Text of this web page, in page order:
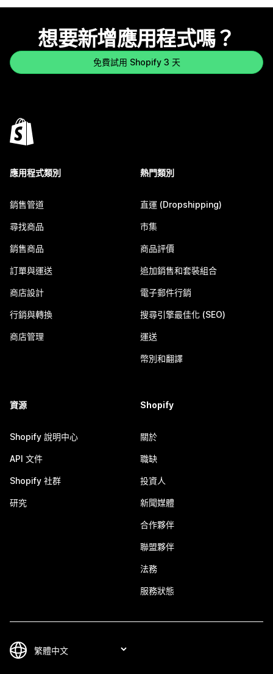
想要新增應用程式嗎？
免費試用 Shopify 3 天
應用程式類別
銷售管道
尋找商品
銷售商品
訂單與運送
商店設計
行銷與轉換
商店管理
熱門類別
直運 (Dropshipping)
市集
商品評價
追加銷售和套裝組合
電子郵件行銷
搜尋引擎最佳化 (SEO)
運送
幣別和翻譯
資源
Shopify 說明中心
API 文件
Shopify 社群
研究
Shopify
關於
職缺
投資人
新聞媒體
合作夥伴
聯盟夥伴
法務
服務狀態